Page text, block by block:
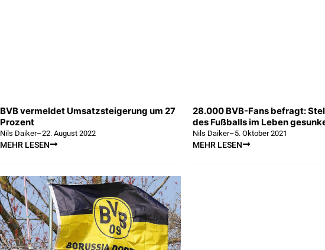
BVB vermeldet Umsatzsteigerung um 27
Prozent
Nils Daiker–22. August 2022
MEHR LESEN
28.000 BVB-Fans befragt:
des Fußballs im Leben
Nils Daiker–5. Oktober 2021
MEHR LESEN